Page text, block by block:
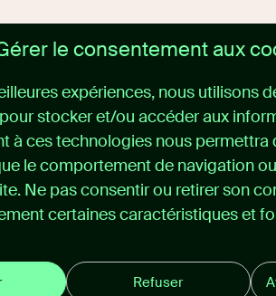
le consentement aux
expériences, nous utilisons
stocker et/ou accéder aux
à ces technologies nous permettra
le comportement de navigation
Ne pas consentir ou retirer son
certaines caractéristiques et
Refuser